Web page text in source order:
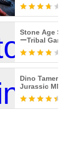
Stone Age
ーTribal Game
Dino Tamers -
Jurassic